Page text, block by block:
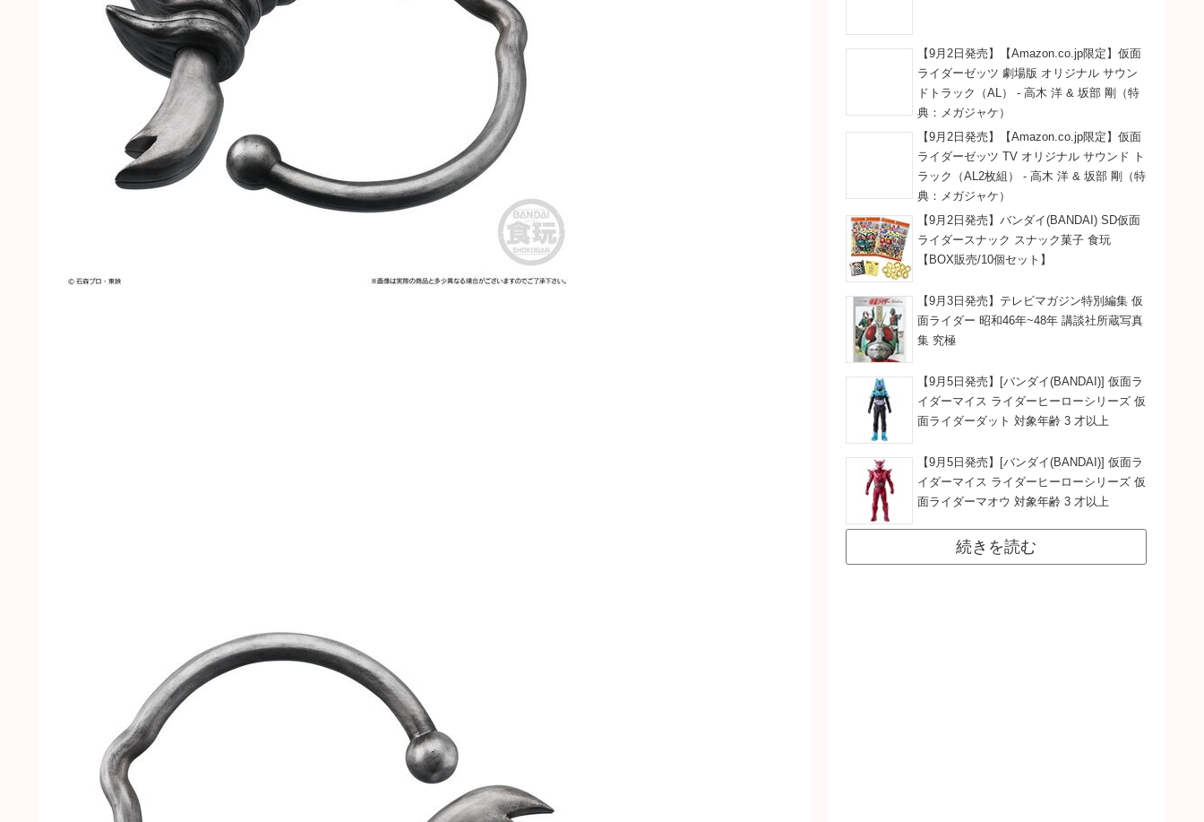
【9月2日発売】【Amazon.co.jp限定】仮面
ライダーゼッツ 劇場版 オリジナル サウン
ドトラック（AL） - 高木 洋 & 坂部 剛（特
典：メガジャケ）
【9月2日発売】【Amazon.co.jp限定】仮面
ライダーゼッツ TV オリジナル サウンド ト
ラック（AL2枚組） - 高木 洋 & 坂部 剛（特
典：メガジャケ）
【9月2日発売】バンダイ(BANDAI) SD仮面
ライダースナック スナック菓子 食玩
【BOX販売/10個セット】
【9月3日発売】テレビマガジン特別編集 仮
面ライダー 昭和46年~48年 講談社所蔵写真
集 究極
【9月5日発売】[バンダイ(BANDAI)] 仮面ラ
イダーマイス ライダーヒーローシリーズ 仮
面ライダーダット 対象年齢 3 才以上
【9月5日発売】[バンダイ(BANDAI)] 仮面ラ
イダーマイス ライダーヒーローシリーズ 仮
面ライダーマオウ 対象年齢 3 才以上
続きを読む